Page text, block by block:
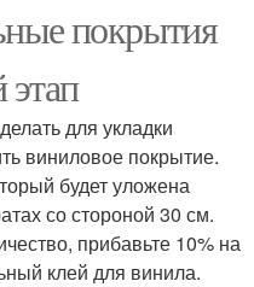
покрытия
для укладки
виниловое покрытие.
будет уложена
со стороной 30 см.
прибавьте 10% на
клей для винила.